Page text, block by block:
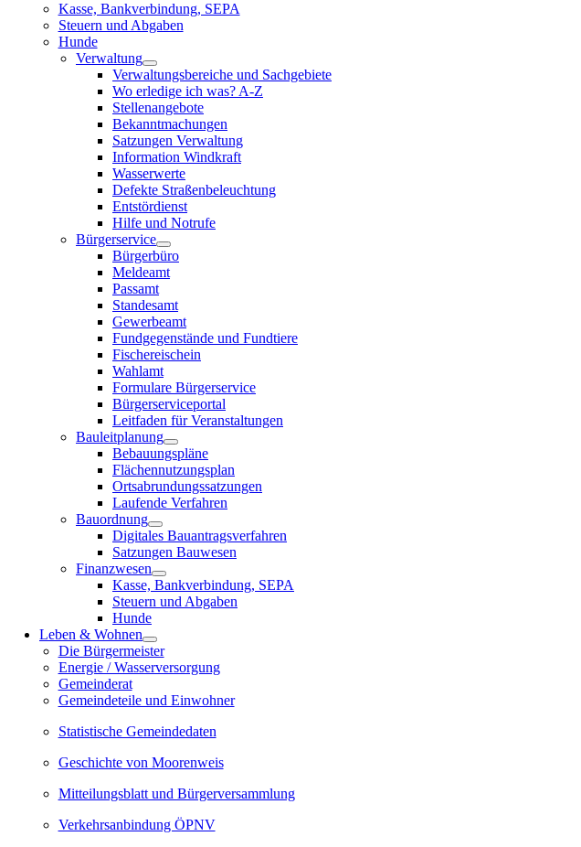
Kasse, Bankverbindung, SEPA
Steuern und Abgaben
Hunde
Verwaltung
Verwaltungsbereiche und Sachgebiete
Wo erledige ich was? A-Z
Stellenangebote
Bekanntmachungen
Satzungen Verwaltung
Information Windkraft
Wasserwerte
Defekte Straßenbeleuchtung
Entstördienst
Hilfe und Notrufe
Bürgerservice
Bürgerbüro
Meldeamt
Passamt
Standesamt
Gewerbeamt
Fundgegenstände und Fundtiere
Fischereischein
Wahlamt
Formulare Bürgerservice
Bürgerserviceportal
Leitfaden für Veranstaltungen
Bauleitplanung
Bebauungspläne
Flächennutzungsplan
Ortsabrundungssatzungen
Laufende Verfahren
Bauordnung
Digitales Bauantragsverfahren
Satzungen Bauwesen
Finanzwesen
Kasse, Bankverbindung, SEPA
Steuern und Abgaben
Hunde
Leben & Wohnen
Die Bürgermeister
Energie / Wasserversorgung
Gemeinderat
Gemeindeteile und Einwohner
Statistische Gemeindedaten
Geschichte von Moorenweis
Mitteilungsblatt und Bürgerversammlung
Verkehrsanbindung ÖPNV